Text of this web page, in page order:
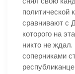
политической
сравнивают с
которого на
никто не
соперниками